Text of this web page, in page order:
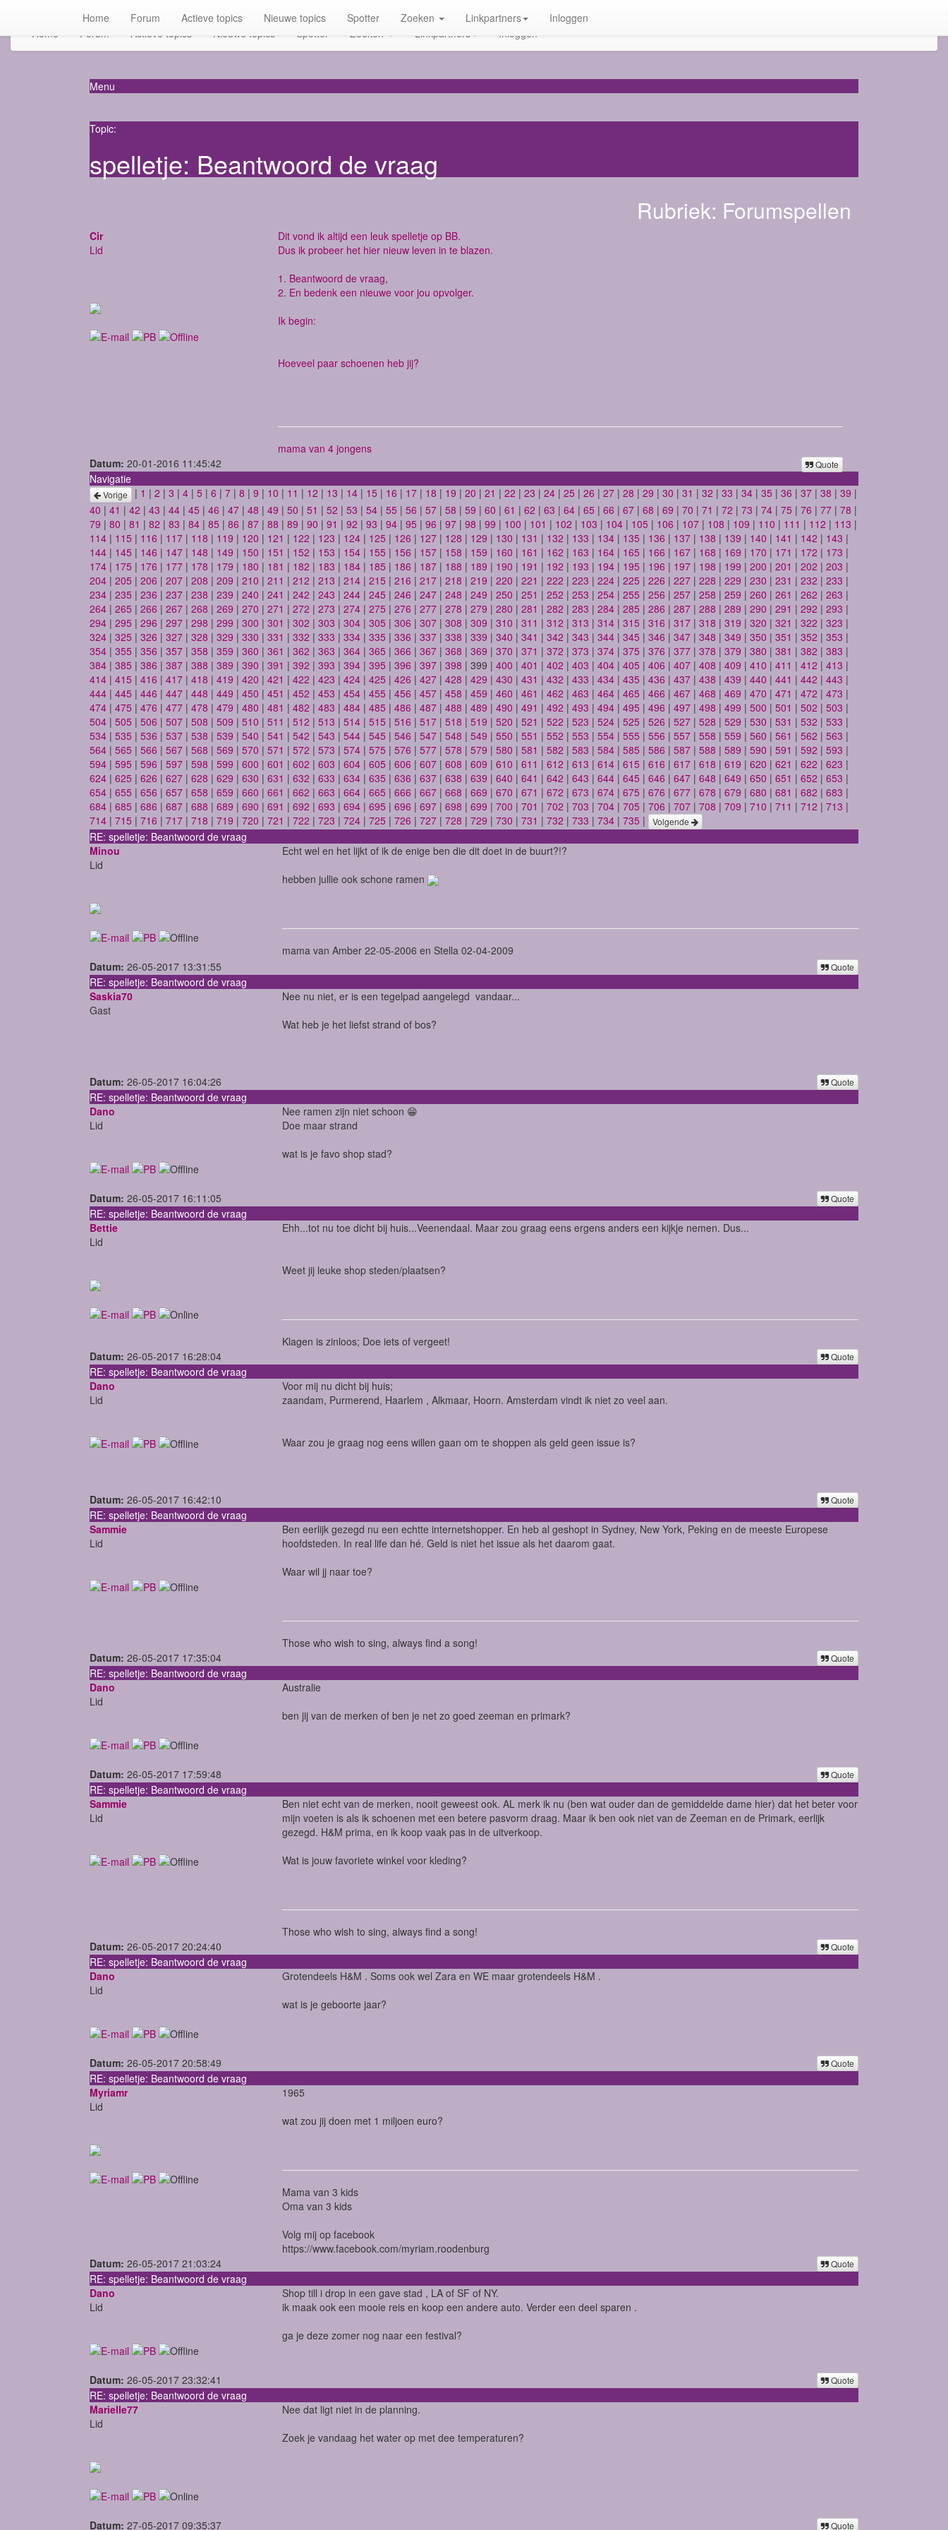
Home Forum Actieve topics Nieuwe topics Spotter Zoeken Linkpartners Inloggen
Home Forum Actieve topics Nieuwe topics Spotter Zoeken Linkpartners Inloggen
Menu
Topic:
spelletje: Beantwoord de vraag
Rubriek: Forumspellen
Cir
Lid
Dit vond ik altijd een leuk spelletje op BB.
Dus ik probeer het hier nieuw leven in te blazen.
1. Beantwoord de vraag,
2. En bedenk een nieuwe voor jou opvolger.
Ik begin:
Hoeveel paar schoenen heb jij?
mama van 4 jongens
Datum: 20-01-2016 11:45:42 Quote
Navigatie
Vorige | 1 | 2 | 3 | 4 | 5 | 6 | 7 | 8 | 9 | 10 | 11 | 12 | 13 | 14 | 15 | 16 | 17 | 18 | 19 | 20 | 21 | 22 | 23 | 24 | 25 | 26 | 27 | 28 | 29 | 30 | 31 | 32 | 33 | 34 | 35 | 36 | 37 | 38 | 39 |
40 | 41 | 42 | 43 | 44 | 45 | 46 | 47 | 48 | 49 | 50 | 51 | 52 | 53 | 54 | 55 | 56 | 57 | 58 | 59 | 60 | 61 | 62 | 63 | 64 | 65 | 66 | 67 | 68 | 69 | 70 | 71 | 72 | 73 | 74 | 75 | 76 | 77 | 78 |
79 | 80 | 81 | 82 | 83 | 84 | 85 | 86 | 87 | 88 | 89 | 90 | 91 | 92 | 93 | 94 | 95 | 96 | 97 | 98 | 99 | 100 | 101 | 102 | 103 | 104 | 105 | 106 | 107 | 108 | 109 | 110 | 111 | 112 | 113 |
114 | 115 | 116 | 117 | 118 | 119 | 120 | 121 | 122 | 123 | 124 | 125 | 126 | 127 | 128 | 129 | 130 | 131 | 132 | 133 | 134 | 135 | 136 | 137 | 138 | 139 | 140 | 141 | 142 | 143 |
144 | 145 | 146 | 147 | 148 | 149 | 150 | 151 | 152 | 153 | 154 | 155 | 156 | 157 | 158 | 159 | 160 | 161 | 162 | 163 | 164 | 165 | 166 | 167 | 168 | 169 | 170 | 171 | 172 | 173 |
174 | 175 | 176 | 177 | 178 | 179 | 180 | 181 | 182 | 183 | 184 | 185 | 186 | 187 | 188 | 189 | 190 | 191 | 192 | 193 | 194 | 195 | 196 | 197 | 198 | 199 | 200 | 201 | 202 | 203 |
204 | 205 | 206 | 207 | 208 | 209 | 210 | 211 | 212 | 213 | 214 | 215 | 216 | 217 | 218 | 219 | 220 | 221 | 222 | 223 | 224 | 225 | 226 | 227 | 228 | 229 | 230 | 231 | 232 | 233 |
234 | 235 | 236 | 237 | 238 | 239 | 240 | 241 | 242 | 243 | 244 | 245 | 246 | 247 | 248 | 249 | 250 | 251 | 252 | 253 | 254 | 255 | 256 | 257 | 258 | 259 | 260 | 261 | 262 | 263 |
264 | 265 | 266 | 267 | 268 | 269 | 270 | 271 | 272 | 273 | 274 | 275 | 276 | 277 | 278 | 279 | 280 | 281 | 282 | 283 | 284 | 285 | 286 | 287 | 288 | 289 | 290 | 291 | 292 | 293 |
294 | 295 | 296 | 297 | 298 | 299 | 300 | 301 | 302 | 303 | 304 | 305 | 306 | 307 | 308 | 309 | 310 | 311 | 312 | 313 | 314 | 315 | 316 | 317 | 318 | 319 | 320 | 321 | 322 | 323 |
324 | 325 | 326 | 327 | 328 | 329 | 330 | 331 | 332 | 333 | 334 | 335 | 336 | 337 | 338 | 339 | 340 | 341 | 342 | 343 | 344 | 345 | 346 | 347 | 348 | 349 | 350 | 351 | 352 | 353 |
354 | 355 | 356 | 357 | 358 | 359 | 360 | 361 | 362 | 363 | 364 | 365 | 366 | 367 | 368 | 369 | 370 | 371 | 372 | 373 | 374 | 375 | 376 | 377 | 378 | 379 | 380 | 381 | 382 | 383 |
384 | 385 | 386 | 387 | 388 | 389 | 390 | 391 | 392 | 393 | 394 | 395 | 396 | 397 | 398 | 399 | 400 | 401 | 402 | 403 | 404 | 405 | 406 | 407 | 408 | 409 | 410 | 411 | 412 | 413 |
414 | 415 | 416 | 417 | 418 | 419 | 420 | 421 | 422 | 423 | 424 | 425 | 426 | 427 | 428 | 429 | 430 | 431 | 432 | 433 | 434 | 435 | 436 | 437 | 438 | 439 | 440 | 441 | 442 | 443 |
444 | 445 | 446 | 447 | 448 | 449 | 450 | 451 | 452 | 453 | 454 | 455 | 456 | 457 | 458 | 459 | 460 | 461 | 462 | 463 | 464 | 465 | 466 | 467 | 468 | 469 | 470 | 471 | 472 | 473 |
474 | 475 | 476 | 477 | 478 | 479 | 480 | 481 | 482 | 483 | 484 | 485 | 486 | 487 | 488 | 489 | 490 | 491 | 492 | 493 | 494 | 495 | 496 | 497 | 498 | 499 | 500 | 501 | 502 | 503 |
504 | 505 | 506 | 507 | 508 | 509 | 510 | 511 | 512 | 513 | 514 | 515 | 516 | 517 | 518 | 519 | 520 | 521 | 522 | 523 | 524 | 525 | 526 | 527 | 528 | 529 | 530 | 531 | 532 | 533 |
534 | 535 | 536 | 537 | 538 | 539 | 540 | 541 | 542 | 543 | 544 | 545 | 546 | 547 | 548 | 549 | 550 | 551 | 552 | 553 | 554 | 555 | 556 | 557 | 558 | 559 | 560 | 561 | 562 | 563 |
564 | 565 | 566 | 567 | 568 | 569 | 570 | 571 | 572 | 573 | 574 | 575 | 576 | 577 | 578 | 579 | 580 | 581 | 582 | 583 | 584 | 585 | 586 | 587 | 588 | 589 | 590 | 591 | 592 | 593 |
594 | 595 | 596 | 597 | 598 | 599 | 600 | 601 | 602 | 603 | 604 | 605 | 606 | 607 | 608 | 609 | 610 | 611 | 612 | 613 | 614 | 615 | 616 | 617 | 618 | 619 | 620 | 621 | 622 | 623 |
624 | 625 | 626 | 627 | 628 | 629 | 630 | 631 | 632 | 633 | 634 | 635 | 636 | 637 | 638 | 639 | 640 | 641 | 642 | 643 | 644 | 645 | 646 | 647 | 648 | 649 | 650 | 651 | 652 | 653 |
654 | 655 | 656 | 657 | 658 | 659 | 660 | 661 | 662 | 663 | 664 | 665 | 666 | 667 | 668 | 669 | 670 | 671 | 672 | 673 | 674 | 675 | 676 | 677 | 678 | 679 | 680 | 681 | 682 | 683 |
684 | 685 | 686 | 687 | 688 | 689 | 690 | 691 | 692 | 693 | 694 | 695 | 696 | 697 | 698 | 699 | 700 | 701 | 702 | 703 | 704 | 705 | 706 | 707 | 708 | 709 | 710 | 711 | 712 | 713 |
714 | 715 | 716 | 717 | 718 | 719 | 720 | 721 | 722 | 723 | 724 | 725 | 726 | 727 | 728 | 729 | 730 | 731 | 732 | 733 | 734 | 735 | Volgende
RE: spelletje: Beantwoord de vraag
Minou
Lid
Echt wel en het lijkt of ik de enige ben die dit doet in de buurt?!?
hebben jullie ook schone ramen
mama van Amber 22-05-2006 en Stella 02-04-2009
Datum: 26-05-2017 13:31:55 Quote
RE: spelletje: Beantwoord de vraag
Saskia70
Gast
Nee nu niet, er is een tegelpad aangelegd vandaar...
Wat heb je het liefst strand of bos?
Datum: 26-05-2017 16:04:26 Quote
RE: spelletje: Beantwoord de vraag
Dano
Lid
Nee ramen zijn niet schoon 😁
Doe maar strand
wat is je favo shop stad?
Datum: 26-05-2017 16:11:05 Quote
RE: spelletje: Beantwoord de vraag
Bettie
Lid
Ehh...tot nu toe dicht bij huis...Veenendaal. Maar zou graag eens ergens anders een kijkje nemen. Dus...
Weet jij leuke shop steden/plaatsen?
Klagen is zinloos; Doe iets of vergeet!
Datum: 26-05-2017 16:28:04 Quote
RE: spelletje: Beantwoord de vraag
Dano
Lid
Voor mij nu dicht bij huis;
zaandam, Purmerend, Haarlem , Alkmaar, Hoorn. Amsterdam vindt ik niet zo veel aan.
Waar zou je graag nog eens willen gaan om te shoppen als geld geen issue is?
Datum: 26-05-2017 16:42:10 Quote
RE: spelletje: Beantwoord de vraag
Sammie
Lid
Ben eerlijk gezegd nu een echtte internetshopper. En heb al geshopt in Sydney, New York, Peking en de meeste Europese
hoofdsteden. In real life dan hé. Geld is niet het issue als het daarom gaat.
Waar wil jj naar toe?
Those who wish to sing, always find a song!
Datum: 26-05-2017 17:35:04 Quote
RE: spelletje: Beantwoord de vraag
Dano
Lid
Australie
ben jij van de merken of ben je net zo goed zeeman en primark?
Datum: 26-05-2017 17:59:48 Quote
RE: spelletje: Beantwoord de vraag
Sammie
Lid
Ben niet echt van de merken, nooit geweest ook. AL merk ik nu (ben wat ouder dan de gemiddelde dame hier) dat het beter voor
mijn voeten is als ik schoenen met een betere pasvorm draag. Maar ik ben ook niet van de Zeeman en de Primark, eerlijk
gezegd. H&M prima, en ik koop vaak pas in de uitverkoop.
Wat is jouw favoriete winkel voor kleding?
Those who wish to sing, always find a song!
Datum: 26-05-2017 20:24:40 Quote
RE: spelletje: Beantwoord de vraag
Dano
Lid
Grotendeels H&M . Soms ook wel Zara en WE maar grotendeels H&M .
wat is je geboorte jaar?
Datum: 26-05-2017 20:58:49 Quote
RE: spelletje: Beantwoord de vraag
Myriamr
Lid
1965
wat zou jij doen met 1 miljoen euro?
Mama van 3 kids
Oma van 3 kids
Volg mij op facebook
https://www.facebook.com/myriam.roodenburg
Datum: 26-05-2017 21:03:24 Quote
RE: spelletje: Beantwoord de vraag
Dano
Lid
Shop till i drop in een gave stad , LA of SF of NY.
ik maak ook een mooie reis en koop een andere auto. Verder een deel sparen .
ga je deze zomer nog naar een festival?
Datum: 26-05-2017 23:32:41 Quote
RE: spelletje: Beantwoord de vraag
Marielle77
Lid
Nee dat ligt niet in de planning.
Zoek je vandaag het water op met dee temperaturen?
Datum: 27-05-2017 09:35:37 Quote